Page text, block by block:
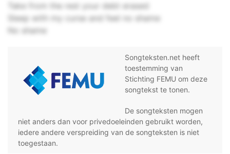
Take from the rest your debt erased
Sleep with my curse and feel no shame
No shame
Songteksten.net heeft
toestemming van
Stichting FEMU om deze
songtekst te tonen.
De songteksten mogen
niet anders dan voor privedoeleinden gebruikt worden,
iedere andere verspreiding van de songteksten is niet
toegestaan.